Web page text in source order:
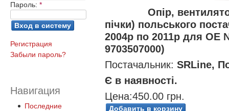
Пароль: *
Регистрация
Забыли пароль?
Навигация
Последние
Опір,
пічки) польського
2004р по 2011р для OE
9703507000)
Постачальник: SRLine,
Є в наявності.
Цена:450.00 грн.